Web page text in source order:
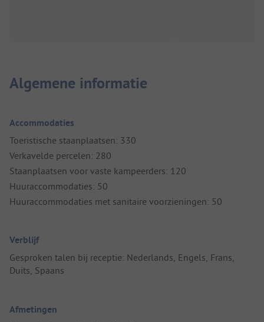
Algemene informatie
Accommodaties
Toeristische staanplaatsen: 330
Verkavelde percelen: 280
Staanplaatsen voor vaste kampeerders: 120
Huuraccommodaties: 50
Huuraccommodaties met sanitaire voorzieningen: 50
Verblijf
Gesproken talen bij receptie: Nederlands, Engels, Frans,
Duits, Spaans
Afmetingen